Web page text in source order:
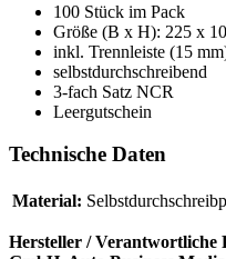
100 Stück im Pack
Größe (B x H): 225 x
inkl. Trennleiste (15
selbstdurchschreibend
3-fach Satz NCR
Leergutschein
Technische Daten
Material:
Hersteller / Verantwortliche